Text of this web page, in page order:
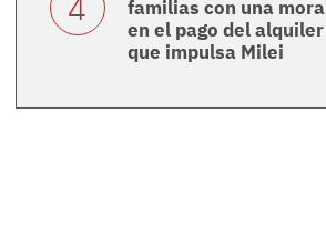
familias con una mora
en el pago del alquiler
que impulsa Milei